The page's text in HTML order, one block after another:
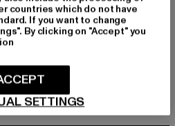
GmbH |info@tbint.de
7 | 64372 Ober-Ramstadt |
countries which do not have
If you want to change
By clicking on "Accept" you
SETTINGS